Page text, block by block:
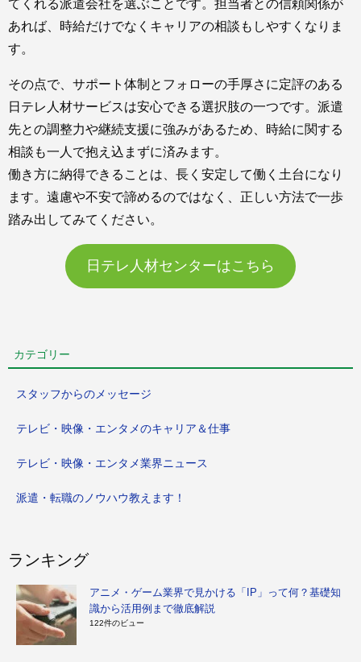
てくれる派遣会社を選ぶことです。担当者との信頼関係が
あれば、時給だけでなくキャリアの相談もしやすくなりま
す。
その点で、サポート体制とフォローの手厚さに定評のある
日テレ人材サービスは安心できる選択肢の一つです。派遣
先との調整力や継続支援に強みがあるため、時給に関する
相談も一人で抱え込まずに済みます。
働き方に納得できることは、長く安定して働く土台になり
ます。遠慮や不安で諦めるのではなく、正しい方法で一歩
踏み出してみてください。
日テレ人材センターはこちら
カテゴリー
スタッフからのメッセージ
テレビ・映像・エンタメのキャリア＆仕事
テレビ・映像・エンタメ業界ニュース
派遣・転職のノウハウ教えます！
ランキング
アニメ・ゲーム業界で見かける「IP」って何？基礎知
識から活用例まで徹底解説
122件のビュー